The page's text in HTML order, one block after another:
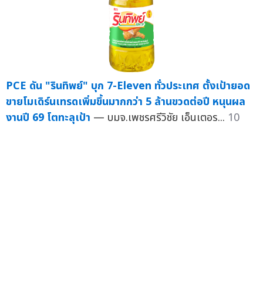
PCE ดัน "รินทิพย์" บุก 7-Eleven ทั่วประเทศ ตั้งเป้ายอด
ขายโมเดิร์นเทรดเพิ่มขึ้นมากกว่า 5 ล้านขวดต่อปี หนุนผล
งานปี 69 โตทะลุเป้า — บมจ.เพชรศรีวิชัย เอ็นเตอร... 10